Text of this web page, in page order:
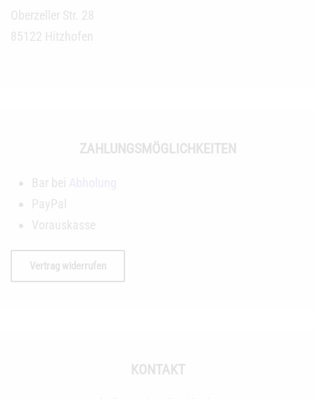
Oberzeller Str. 28
85122 Hitzhofen
ZAHLUNGSMÖGLICHKEITEN
Bar bei
PayPal
Vorauskasse
Vertrag widerrufen
KONTAKT